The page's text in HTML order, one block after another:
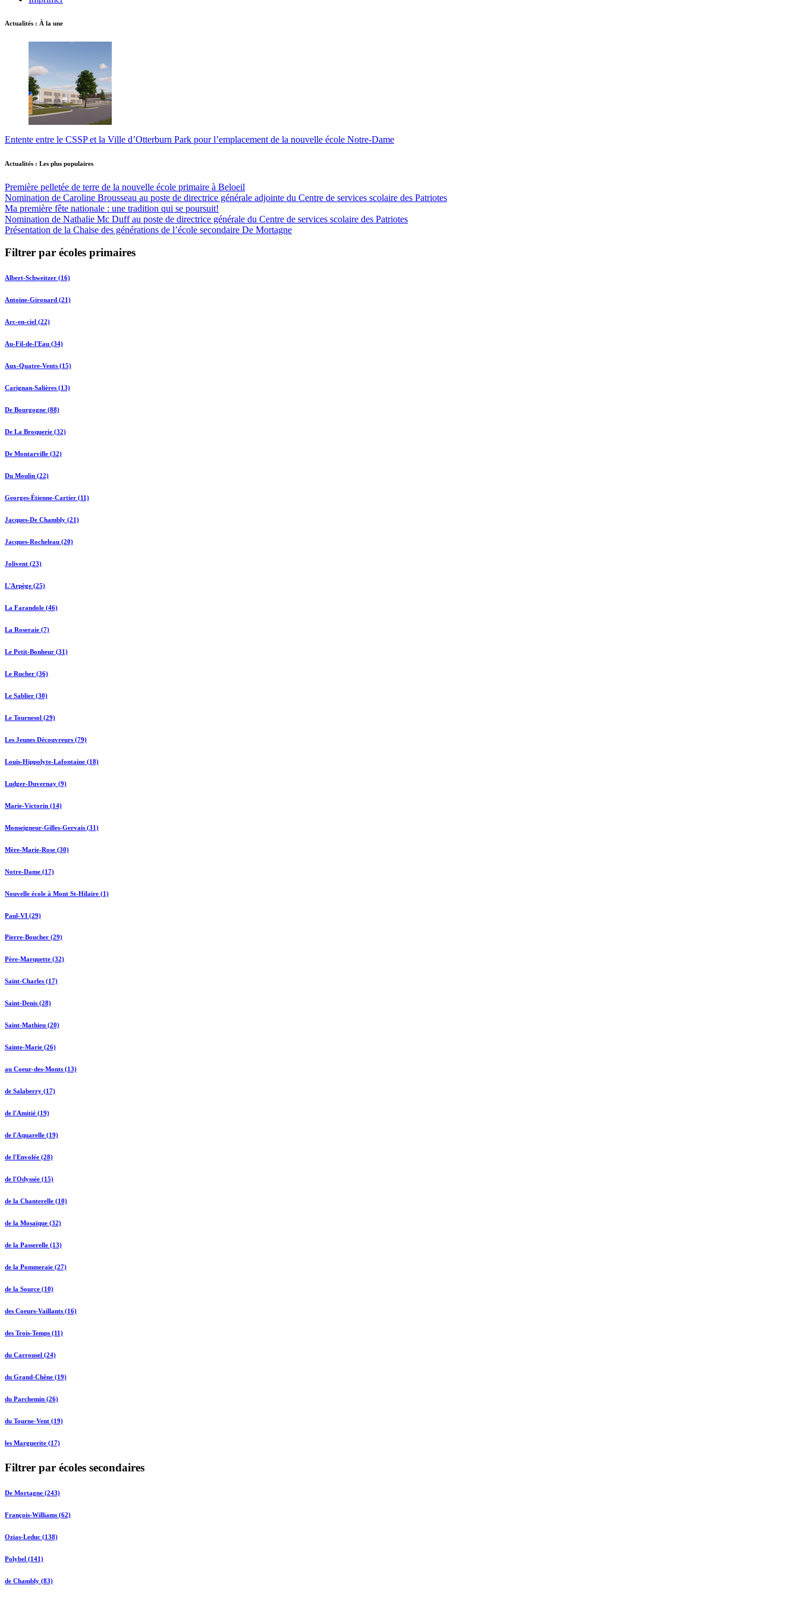
Actualités : À la une
Entente entre le CSSP et la Ville d’Otterburn Park pour l’emplacement de la nouvelle école Notre-Dame
Actualités : Les plus populaires
Première pelletée de terre de la nouvelle école primaire à Beloeil
Nomination de Caroline Brousseau au poste de directrice générale adjointe du Centre de services scolaire des Patriotes
Ma première fête nationale : une tradition qui se poursuit!
Nomination de Nathalie Mc Duff au poste de directrice générale du Centre de services scolaire des Patriotes
Présentation de la Chaise des générations de l’école secondaire De Mortagne
Filtrer par écoles primaires
Albert-Schweitzer (16)
Antoine-Girouard (21)
Arc-en-ciel (22)
Au-Fil-de-l'Eau (34)
Aux-Quatre-Vents (15)
Carignan-Salières (13)
De Bourgogne (88)
De La Broquerie (32)
De Montarville (32)
Du Moulin (22)
Georges-Étienne-Cartier (11)
Jacques-De Chambly (21)
Jacques-Rocheleau (20)
Jolivent (23)
L'Arpège (25)
La Farandole (46)
La Roseraie (7)
Le Petit-Bonheur (31)
Le Rucher (36)
Le Sablier (30)
Le Tournesol (29)
Les Jeunes Découvreurs (79)
Louis-Hippolyte-Lafontaine (18)
Ludger-Duvernay (9)
Marie-Victorin (14)
Monseigneur-Gilles-Gervais (31)
Mère-Marie-Rose (30)
Notre-Dame (17)
Nouvelle école à Mont St-Hilaire (1)
Paul-VI (29)
Pierre-Boucher (29)
Père-Marquette (32)
Saint-Charles (17)
Saint-Denis (28)
Saint-Mathieu (20)
Sainte-Marie (26)
au Coeur-des-Monts (13)
de Salaberry (17)
de l'Amitié (19)
de l'Aquarelle (19)
de l'Envolée (28)
de l'Odyssée (15)
de la Chanterelle (10)
de la Mosaïque (32)
de la Passerelle (13)
de la Pommeraie (27)
de la Source (10)
des Coeurs-Vaillants (16)
des Trois-Temps (11)
du Carrousel (24)
du Grand-Chêne (19)
du Parchemin (26)
du Tourne-Vent (19)
les Marguerite (17)
Filtrer par écoles secondaires
De Mortagne (243)
François-Williams (62)
Ozias-Leduc (138)
Polybel (141)
de Chambly (83)